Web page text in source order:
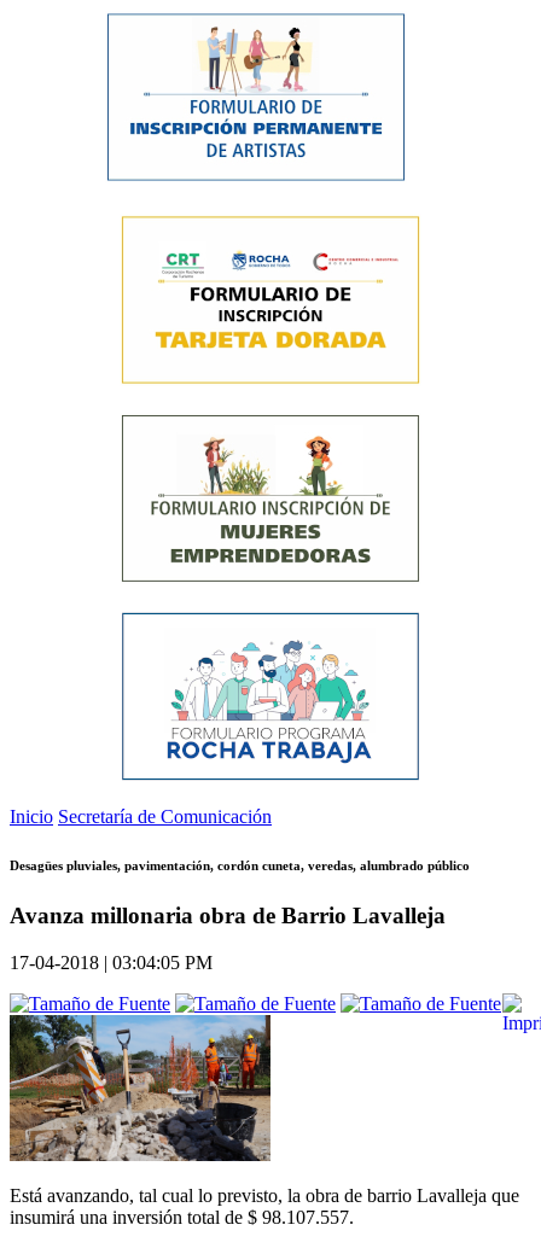
Inicio Secretaría de Comunicación
Desagües pluviales, pavimentación, cordón cuneta, veredas, alumbrado público
Avanza millonaria obra de Barrio Lavalleja
17-04-2018 | 03:04:05 PM
Está avanzando, tal cual lo previsto, la obra de barrio Lavalleja que
insumirá una inversión total de $ 98.107.557.